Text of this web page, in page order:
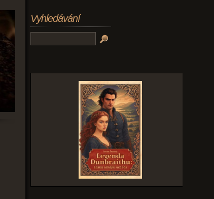
Vyhledávání